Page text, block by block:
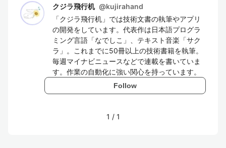
クジラ飛行机 @kujirahand
「クジラ飛行机」では技術文書の執筆やアプリ
の開発をしています。代表作は日本語プログラ
ミング言語「なでしこ」、テキスト音楽「サク
ラ」。これまでに50冊以上の技術書籍を執筆。
毎週マイナビニュースなどで連載を書いていま
す。作業の自動化に強い関心を持っています。
Follow
1 / 1